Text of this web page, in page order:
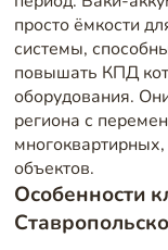
просто ёмкости
системы,
повышать КПД
оборудования.
региона с
объектов.
Особенности